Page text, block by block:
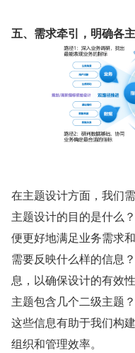
五、需求牵引，明确各
在主题设计方面，我们
主题设计的目的是什么
便更好地满足业务需求和
需要反映什么样的信息
息，以确保设计的有效性
主题包含几个二级主题
这些信息有助于我们构
组织和管理效率。